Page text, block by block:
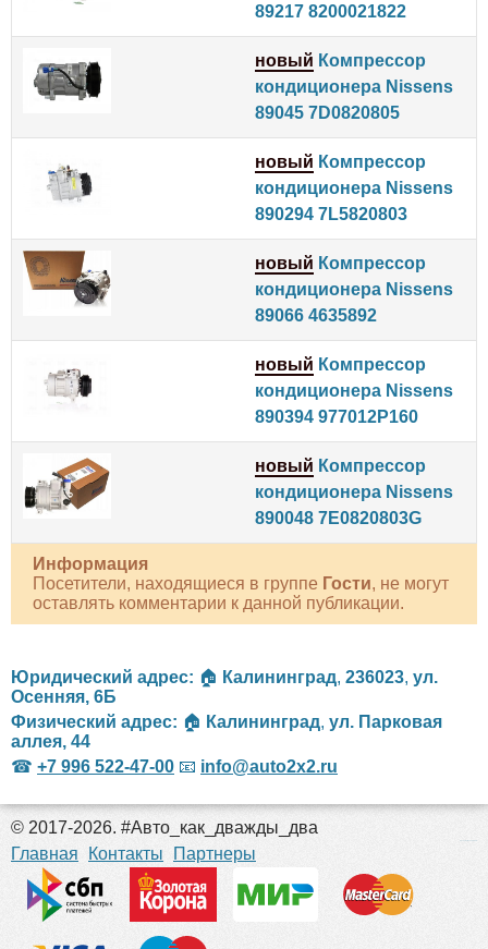
89217 8200021822
новый Компрессор
кондиционера Nissens
89045 7D0820805
новый Компрессор
кондиционера Nissens
890294 7L5820803
новый Компрессор
кондиционера Nissens
89066 4635892
новый Компрессор
кондиционера Nissens
890394 977012P160
новый Компрессор
кондиционера Nissens
890048 7E0820803G
Информация
Посетители, находящиеся в группе Гости, не могут
оставлять комментарии к данной публикации.
Юридический адрес: 🏠 Калининград, 236023, ул.
Осенняя, 6Б
Физический адрес: 🏠 Калининград, ул. Парковая
аллея, 44
☎ +7 996 522-47-00 📧 info@auto2x2.ru
© 2017-2026. #Авто_как_дважды_два
Главная
Контакты Партнеры